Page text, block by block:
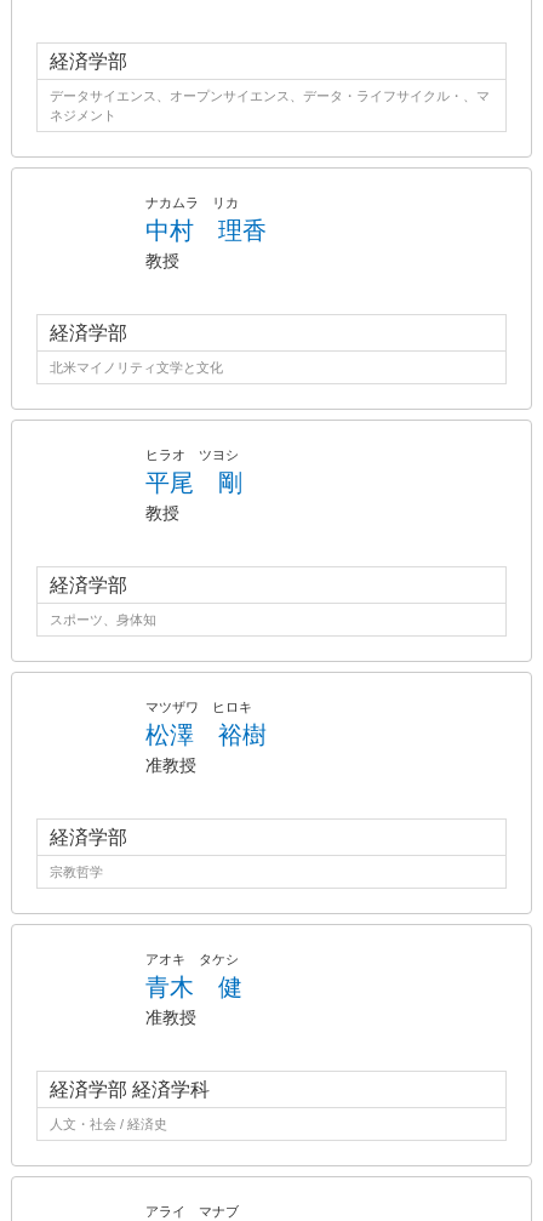
経済学部
データサイエンス、オープンサイエンス、データ・ライフサイクル・、マ
ネジメント
ナカムラ リカ
中村 理香
教授
経済学部
北米マイノリティ文学と文化
ヒラオ ツヨシ
平尾 剛
教授
経済学部
スポーツ、身体知
マツザワ ヒロキ
松澤 裕樹
准教授
経済学部
宗教哲学
アオキ タケシ
青木 健
准教授
経済学部 経済学科
人文・社会 / 経済史
アライ マナブ